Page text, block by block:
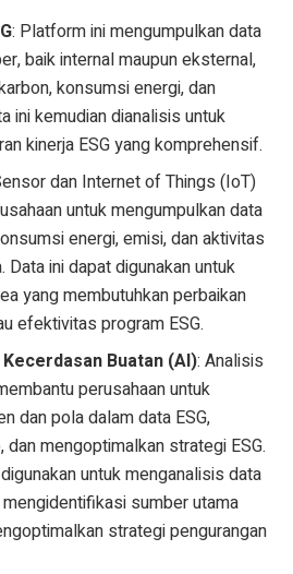
: Platform ini mengumpulkan data
baik internal maupun eksternal,
konsumsi energi, dan
ini kemudian dianalisis untuk
kinerja ESG yang komprehensif.
dan Internet of Things (IoT)
untuk mengumpulkan data
energi, emisi, dan aktivitas
Data ini dapat digunakan untuk
yang membutuhkan perbaikan
efektivitas program ESG.
Buatan (AI): Analisis
perusahaan untuk
dan pola dalam data ESG,
mengoptimalkan strategi ESG.
untuk menganalisis data
sumber utama
strategi pengurangan